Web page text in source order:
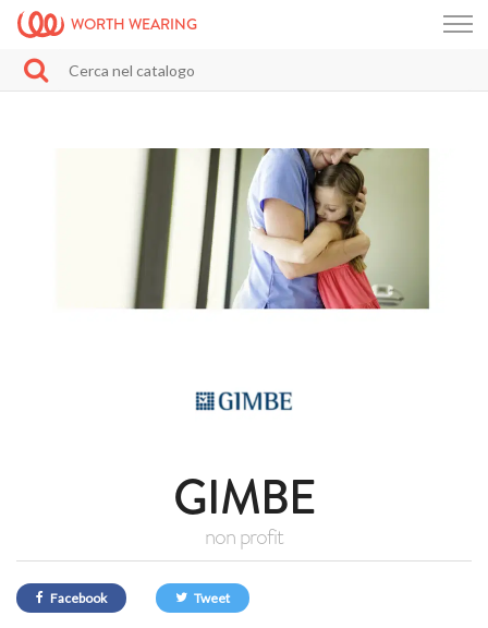
WORTH WEARING
GIMBE
non profit
Facebook Tweet